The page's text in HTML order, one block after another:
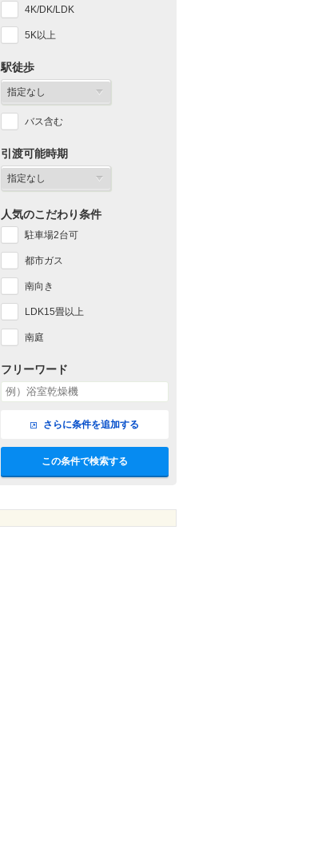
4K/DK/LDK
5K以上
駅徒歩
バス含む
引渡可能時期
人気のこだわり条件
駐車場2台可
都市ガス
南向き
LDK15畳以上
南庭
フリーワード
さらに条件を追加する
この条件で検索する